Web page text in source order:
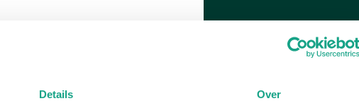
Details Over
Plan je route